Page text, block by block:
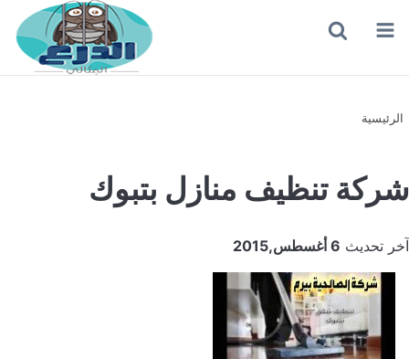
القائمة
الرئيسية
شركة تنظيف منازل بتبوك
آخر تحديث 6 أغسطس,2015